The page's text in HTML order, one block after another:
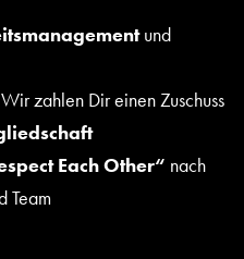
und
zahlen Dir einen Zuschuss
Each Other“ nach
Team